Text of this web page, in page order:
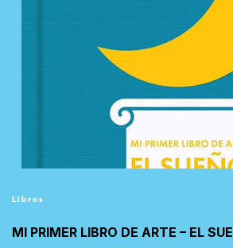
Libros
MI PRIMER LIBRO DE ARTE – EL